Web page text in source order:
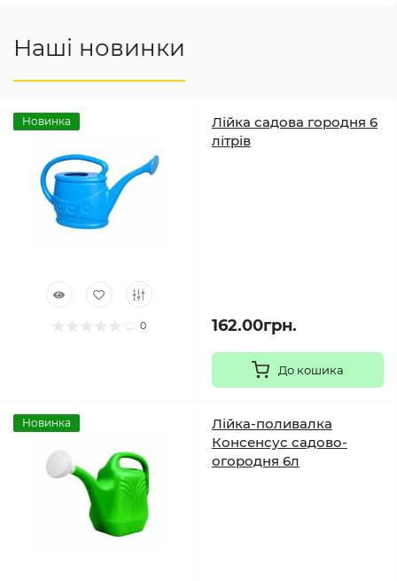
Наші новинки
Новинка
0
Лійка садова городня 6
літрів
162.00грн.
До кошика
Новинка
Лійка-поливалка
Консенсус садово-
огородня 6л